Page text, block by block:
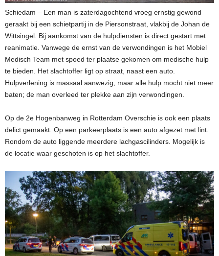
Schiedam – Een man is zaterdagochtend vroeg ernstig gewond
geraakt bij een schietpartij in de Piersonstraat, vlakbij de Johan de
Wittsingel. Bij aankomst van de hulpdiensten is direct gestart met
reanimatie. Vanwege de ernst van de verwondingen is het Mobiel
Medisch Team met spoed ter plaatse gekomen om medische hulp
te bieden. Het slachtoffer ligt op straat, naast een auto.
Hulpverlening is massaal aanwezig, maar alle hulp mocht niet meer
baten; de man overleed ter plekke aan zijn verwondingen.
Op de 2e Hogenbanweg in Rotterdam Overschie is ook een plaats
delict gemaakt. Op een parkeerplaats is een auto afgezet met lint.
Rondom de auto liggende meerdere lachgascilinders. Mogelijk is
de locatie waar geschoten is op het slachtoffer.